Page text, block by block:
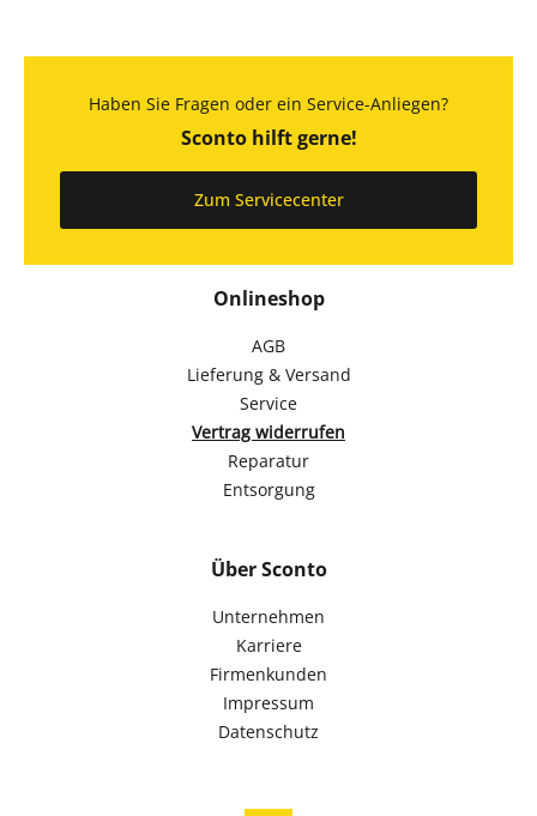
Onlineshop
AGB
Lieferung & Versand
Service
Vertrag widerrufen
Reparatur
Entsorgung
Über Sconto
Unternehmen
Karriere
Firmenkunden
Impressum
Datenschutz
Haben Sie Fragen oder ein Service-Anliegen?
Sconto hilft gerne!
Zum Servicecenter